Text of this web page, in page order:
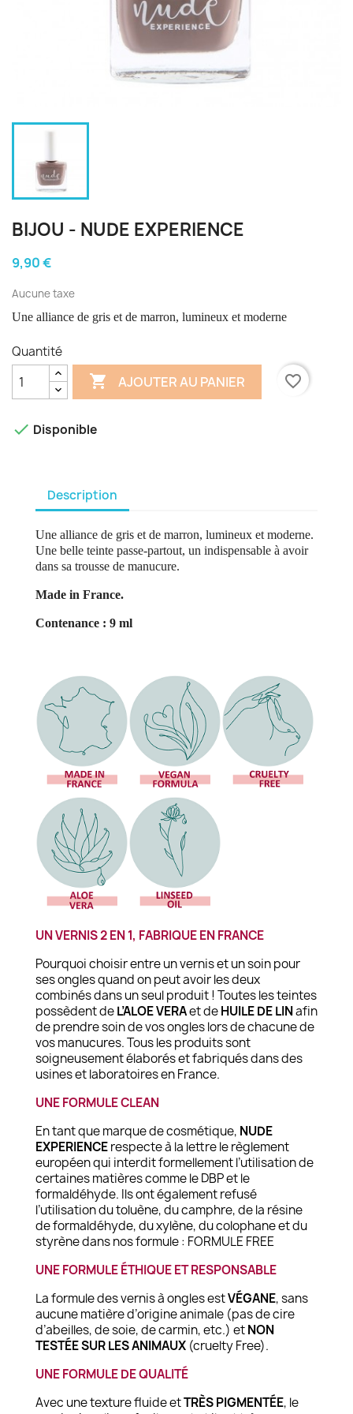
BIJOU - NUDE EXPERIENCE
9,90 €
Aucune taxe
Une alliance de gris et de marron, lumineux et moderne
Quantité
 AJOUTER AU PANIER favorite_border
 Disponible
Description
Une alliance de gris et de marron, lumineux et moderne.
Une belle teinte passe-partout, un indispensable à avoir
dans sa trousse de manucure.
Made in France.
Contenance : 9 ml
UN VERNIS 2 EN 1, FABRIQUE EN FRANCE
Pourquoi choisir entre un vernis et un soin pour
ses ongles quand on peut avoir les deux
combinés dans un seul produit ! Toutes les teintes
possèdent deL’ALOE VERAet deHUILE DE LINafin
de prendre soin de vos ongles lors de chacune de
vos manucures. Tous les produits sont
soigneusement élaborés et fabriqués dans des
usines et laboratoires en France.
UNE FORMULE CLEAN
En tant que marque de cosmétique, NUDE
EXPERIENCErespecte à la lettre le règlement
européen qui interdit formellement l’utilisation de
certaines matières comme le DBP et le
formaldéhyde. Ils ont également refusé
l’utilisation du toluène, du camphre, de la résine
de formaldéhyde, du xylène, du colophane et du
styrène dans nos formule : FORMULE FREE
UNE FORMULE ÉTHIQUE ET RESPONSABLE
La formule des vernis à ongles estVÉGANE, sans
aucune matière d’origine animale (pas de cire
d’abeilles, de soie, de carmin, etc.) etNON
TESTÉE SUR LES ANIMAUX (cruelty Free).
UNE FORMULE DE QUALITÉ
Avec une texture fluide etTRÈS PIGMENTÉE, le